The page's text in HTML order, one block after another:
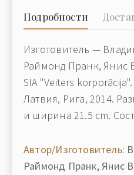
Подробности
Изготовитель —
Раймонд Пранк, Янис
SIA "Veiters
Латвия, Рига, 2014.
и ширина 21.5 cm.
Автор/Изготовитель:
Раймонд Пранк, Янис